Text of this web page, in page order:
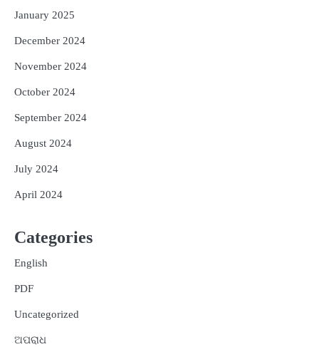
January 2025
December 2024
November 2024
October 2024
September 2024
August 2024
July 2024
April 2024
Categories
English
PDF
Uncategorized
ଅପରାଧ